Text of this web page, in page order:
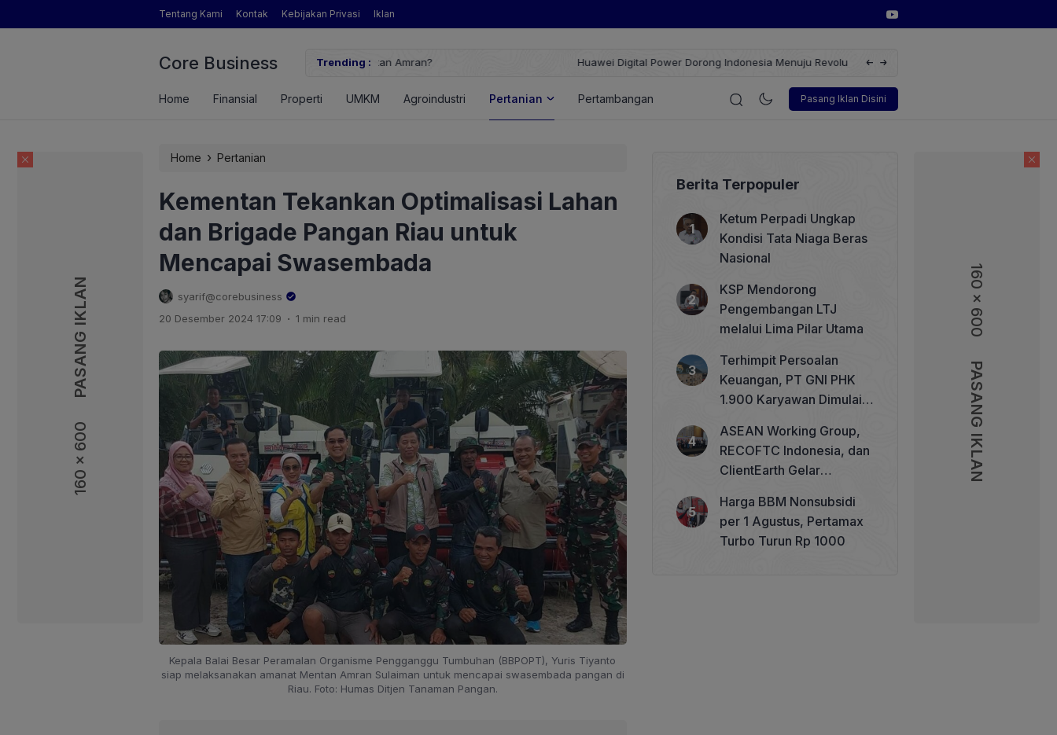
160 x 600
PASANG IKLAN 160 x 600
PASANG IKLAN
Tentang Kami Kontak Kebijakan Privasi Iklan
Core Business Trending :
Pertanian yang Dimaksud Mentan Amran?
Huawei Digital Power Dorong Indonesia Menuju Revolusi Energi Terbarukan dengan Solusi
Wakil Direktur Utama PT Pelindo,
Pasang Iklan Disini
Home Finansial Properti UMKM Agroindustri Pertanian Pertambangan Korporasi Teknologi Otomotif
160 x 600
PASANG IKLAN
Home › Pertanian
Kementan Tekankan Optimalisasi Lahan
dan Brigade Pangan Riau untuk
Mencapai Swasembada
syarif@corebusiness
20 Desember 2024 17:09 . 1 min read
Kepala Balai Besar Peramalan Organisme Pengganggu Tumbuhan (BBPOPT), Yuris Tiyanto
siap melaksanakan amanat Mentan Amran Sulaiman untuk mencapai swasembada pangan di
Riau. Foto: Humas Ditjen Tanaman Pangan.
Berita Terpopuler
Ketum Perpadi Ungkap
Kondisi Tata Niaga Beras
Nasional
KSP Mendorong
Pengembangan LTJ
melalui Lima Pilar Utama
Terhimpit Persoalan
Keuangan, PT GNI PHK
1.900 Karyawan Dimulai 5
ASEAN Working Group,
RECOFTC Indonesia, dan
ClientEarth Gelar
Memperkuat Tata Kelola
Perhutanan Sosial
Harga BBM Nonsubsidi
per 1 Agustus, Pertamax
Turbo Turun Rp 1000